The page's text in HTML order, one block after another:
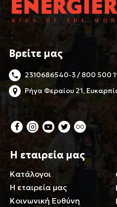
Βρείτε μας
2310686540-3 / 800 500
Ρήγα Φεραίου 21,
Η εταιρεία μας
Κατάλογοι
Η εταιρεία μας
Κοινωνική Ευθύνη